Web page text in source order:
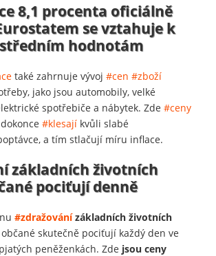
8,1 procenta oficiálně
se vztahuje k
hodnotám
také zahrnuje vývoj #cen #zboží
jako jsou automobily, velké
spotřebiče a nábytek. Zde #ceny
#klesají kvůli slabé
a tím stlačují míru inflace.
základních životních
pociťují denně
#zdražovánízákladních životních
občané skutečně pociťují každý den ve
peněženkách. Zde jsou ceny